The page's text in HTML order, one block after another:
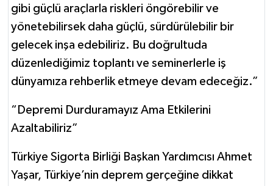
gibi güçlü araçlarla riskleri öngörebilir ve
yönetebilirsek daha güçlü, sürdürülebilir bir
gelecek inşa edebiliriz. Bu doğrultuda
düzenlediğimiz toplantı ve seminerlerle iş
dünyamıza rehberlik etmeye devam edeceğiz.”
“Depremi Durduramayız Ama Etkilerini
Azaltabiliriz”
Türkiye Sigorta Birliği Başkan Yardımcısı Ahmet
Yaşar, Türkiye’nin deprem gerçeğine dikkat